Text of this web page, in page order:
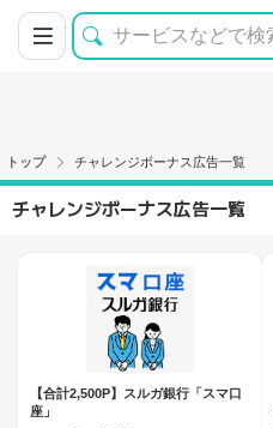
トップ チャレンジボーナス広告一覧
チャレンジボーナス広告一覧
【合計2,500P】スルガ銀行「スマ口
座」